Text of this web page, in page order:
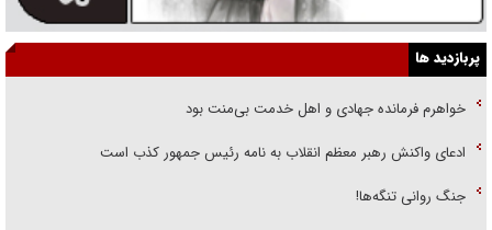
پربازدید ها
خواهرم فرمانده جهادی و اهل خدمت بی‌منت بود
ادعای واکنش رهبر معظم انقلاب به نامه رئیس جمهور کذب است
جنگ روانی تنگه‌ها!